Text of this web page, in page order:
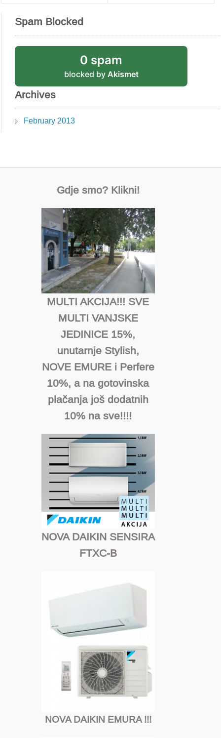
Spam Blocked
0 spam
blocked by Akismet
Archives
February 2013
Gdje smo? Klikni!
MULTI AKCIJA!!! SVE
MULTI VANJSKE
JEDINICE 15%,
unutarnje Stylish,
NOVE EMURE i Perfere
10%, a na gotovinska
plačanja još dodatnih
10% na sve!!!!
NOVA DAIKIN SENSIRA
FTXC-B
NOVA DAIKIN EMURA !!!